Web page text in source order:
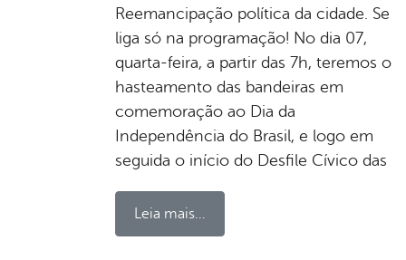
Reemancipação política da cidade. Se
liga só na programação! No dia 07,
quarta-feira, a partir das 7h, teremos o
hasteamento das bandeiras em
comemoração ao Dia da
Independência do Brasil, e logo em
seguida o início do Desfile Cívico das
Leia mais...